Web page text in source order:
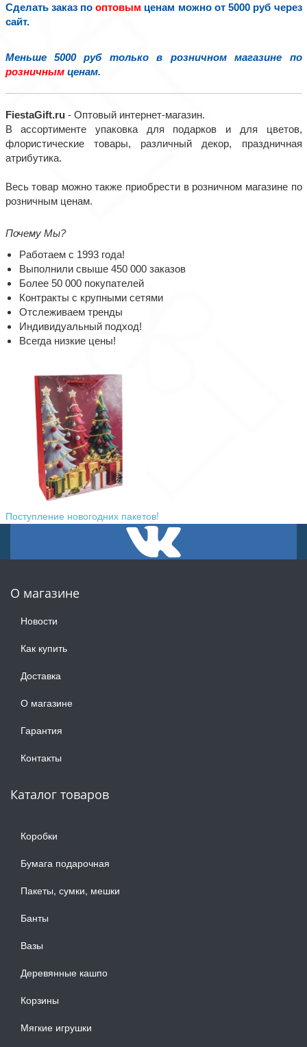
Сделать заказ пооптовым ценам можно от 5000 руб через
сайт.
Меньше 5000 руб только в розничном магазине по
розничнымценам.
FiestaGift.ru - Оптовый интернет-магазин.
В ассортименте упаковка для подарков и для цветов,
флористические товары, различный декор, праздничная
атрибутика.
Весь товар можно также приобрести в розничном магазине по
розничным ценам.
Почему Мы?
Работаем с 1993 года!
Выполнили свыше 450 000 заказов
Более 50 000 покупателей
Контракты с крупными сетями
Отслеживаем тренды
Индивидуальный подход!
Всегда низкие цены!
Поступление новогодних пакетов!
О магазине
Новости
Как купить
Доставка
О магазине
Гарантия
Контакты
Каталог товаров
Коробки
Бумага подарочная
Пакеты, сумки, мешки
Банты
Вазы
Деревянные кашпо
Корзины
Мягкие игрушки